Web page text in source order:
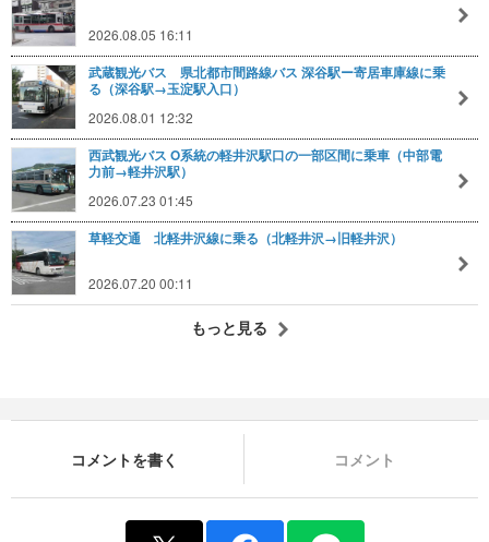
2026.08.05 16:11
武蔵観光バス 県北都市間路線バス 深谷駅ー寄居車庫線に乗
る（深谷駅→玉淀駅入口）
2026.08.01 12:32
西武観光バス O系統の軽井沢駅口の一部区間に乗車（中部電
力前→軽井沢駅）
2026.07.23 01:45
草軽交通 北軽井沢線に乗る（北軽井沢→旧軽井沢）
2026.07.20 00:11
もっと見る
コメントを書く コメント